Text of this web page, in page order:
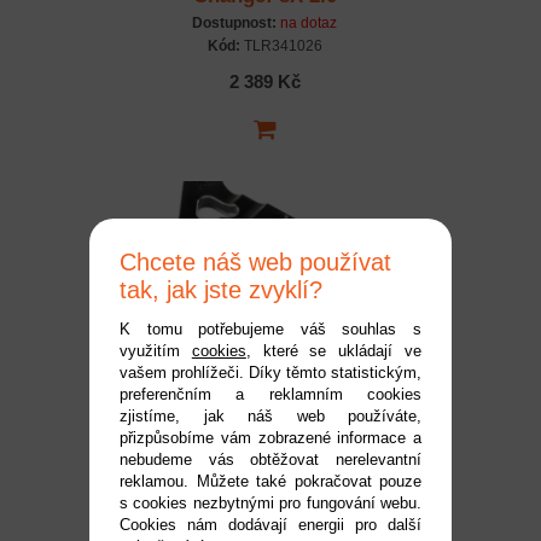
Dostupnost: na dotaz
Kód: TLR341026
2 389 Kč
TLR příčka šasi přední,
hliník: 8X, 8XE 2.0
Dostupnost:
na dotaz
Kód:TLR341025
1 059 Kč
Chcete náš web používat
tak, jak jste zvyklí?
K tomu potřebujeme váš souhlas s
využitím cookies, které se ukládají ve
vašem prohlížeči. Díky těmto statistickým,
preferenčním a reklamním cookies
zjistíme, jak náš web používáte,
přizpůsobíme vám zobrazené informace a
nebudeme vás obtěžovat nerelevantní
reklamou. Můžete také pokračovat pouze
s cookies nezbytnými pro fungování webu.
Cookies nám dodávají energii pro další